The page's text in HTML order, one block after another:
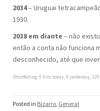
2034– Uruguai
1930.
2038 em diante – não
então a conta não funciona
desconhecido, até que
(PostRating: 0 hits today, 0 yesterday,
Posted in Bizarro, General